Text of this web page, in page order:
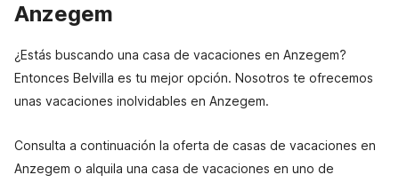
Anzegem
¿Estás buscando una casa de vacaciones en Anzegem?
Entonces Belvilla es tu mejor opción. Nosotros te ofrecemos
unas vacaciones inolvidables en Anzegem.
Consulta a continuación la oferta de casas de vacaciones en
Anzegem o alquila una casa de vacaciones en uno de